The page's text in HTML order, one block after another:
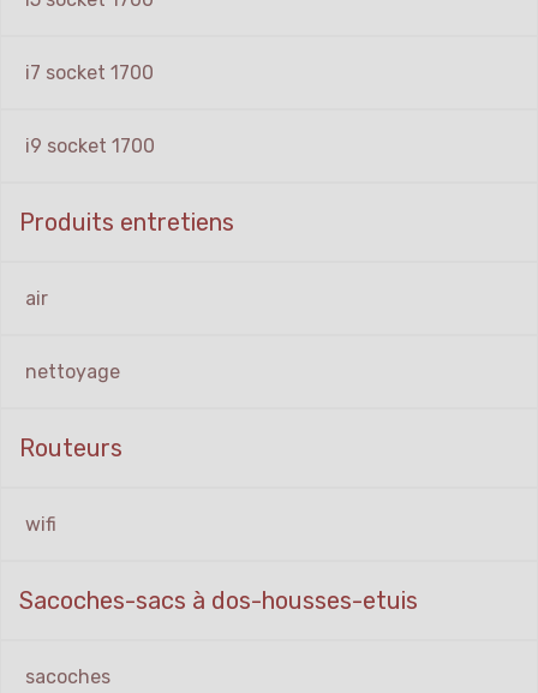
i7 socket 1700
i9 socket 1700
Produits entretiens
air
nettoyage
Routeurs
wifi
Sacoches-sacs à dos-housses-etuis
sacoches